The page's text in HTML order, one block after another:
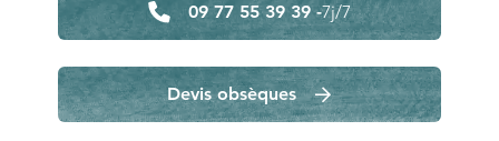
09 77 55 39 39 -7j/7
Devis obsèques